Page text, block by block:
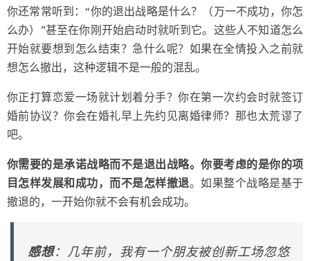
你还常常听到：“你的退出战略是什么？（万一不成功，你怎
么办）”甚至在你刚开始启动时就听到它。这些人不知道怎么
开始就要想到怎么结束？急什么呢？如果在全情投入之前就
想怎么撤出，这种逻辑不是一般的混乱。
你正打算恋爱一场就计划着分手？你在第一次约会时就签订
婚前协议？你会在婚礼早上先约见离婚律师？那也太荒谬了
吧。
你需要的是承诺战略而不是退出战略。你要考虑的是你的项
目怎样发展和成功，而不是怎样撤退。如果整个战略是基于
撤退的，一开始你就不会有机会成功。
感想：几年前，我有一个朋友被创新工场忽悠